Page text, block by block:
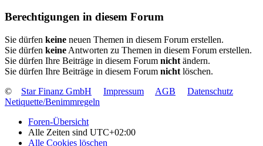
Berechtigungen in diesem Forum
Sie dürfen keine neuen Themen in diesem Forum erstellen.
Sie dürfen keine Antworten zu Themen in diesem Forum erstellen.
Sie dürfen Ihre Beiträge in diesem Forum nicht ändern.
Sie dürfen Ihre Beiträge in diesem Forum nicht löschen.
©
Star Finanz GmbH Impressum AGB
Datenschutz
Netiquette/Benimmregeln
Foren-Übersicht
Alle Zeiten sind UTC+02:00
Alle Cookies löschen